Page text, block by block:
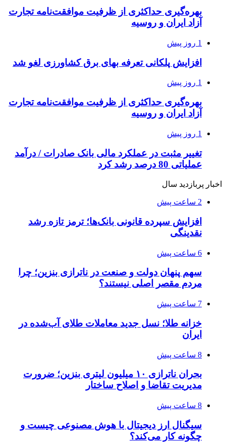
بهره‌گیری حداکثری از ظرفیت موافقت‌نامه تجارت
آزاد ایران و روسیه
1 روز پیش
افزایش پلکانی تعرفه بهای برق کشاورزی لغو شد
1 روز پیش
بهره‌گیری حداکثری از ظرفیت موافقت‌نامه تجارت
آزاد ایران و روسیه
1 روز پیش
تغییر مثبت در عملکرد مالی بانک صادرات / درآمد
عملیاتی 80 درصد رشد کرد
اخبار پربازدید سال
2 ساعت پیش
افزایش سپرده قانونی بانک‌ها؛ ترمز تازه رشد
نقدینگی
6 ساعت پیش
سهم پنهان دولت و صنعت در ناترازی بنزین؛ چرا
مردم مقصر اصلی نیستند؟
7 ساعت پیش
خزانه طلا؛ نسل جدید معاملات طلای آب‌شده در
ایران
8 ساعت پیش
بحران ناترازی ۱۰ میلیون لیتری بنزین؛ ضرورت
مدیریت تقاضا و اصلاح ساختار
8 ساعت پیش
سیگنال ارز دیجیتال با هوش مصنوعی چیست و
چگونه کار می‌کند؟